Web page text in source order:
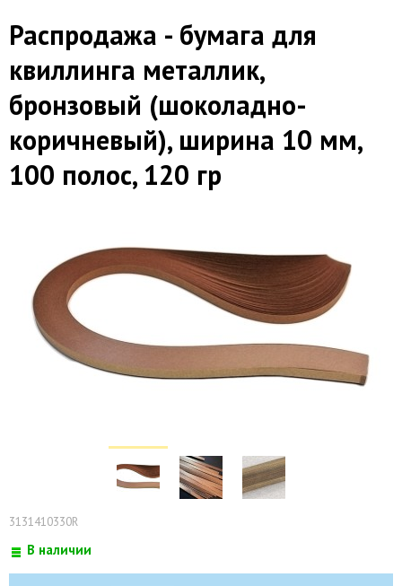
Распродажа - бумага для
квиллинга металлик,
бронзовый (шоколадно-
коричневый), ширина 10 мм,
100 полос, 120 гр
3131410330R
В наличии